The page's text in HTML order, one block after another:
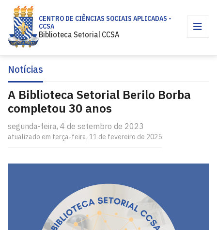
CENTRO DE CIÊNCIAS SOCIAIS APLICADAS -
CCSA
Biblioteca Setorial CCSA
Notícias
A Biblioteca Setorial Berilo Borba
completou 30 anos
segunda-feira, 4 de setembro de 2023
atualizado em terça-feira, 11 de fevereiro de 2025